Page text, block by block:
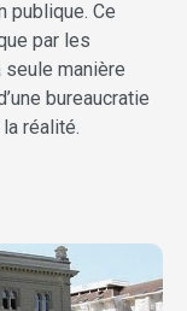
publique. Ce
par les
manière
bureaucratie
réalité.